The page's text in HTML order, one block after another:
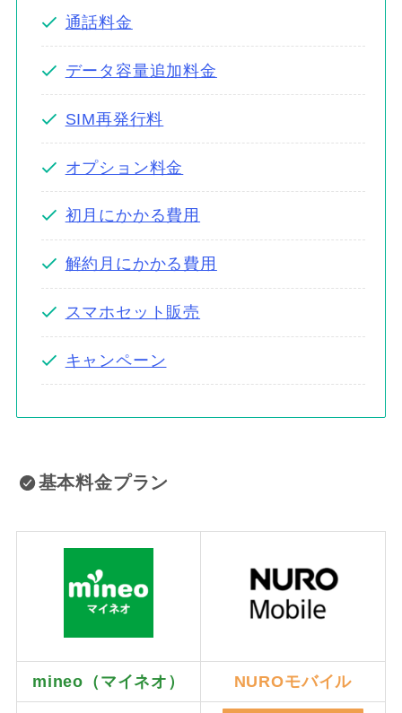
通話料金
データ容量追加料金
SIM再発行料
オプション料金
初月にかかる費用
解約月にかかる費用
スマホセット販売
キャンペーン
基本料金プラン
mineo（マイネオ） NUROモバイル